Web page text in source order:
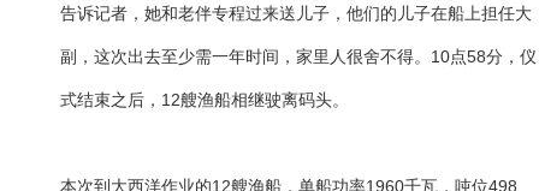
告诉记者，她和老伴专程过来送儿子，他们的儿子在船上担任大
副，这次出去至少需一年时间，家里人很舍不得。10点58分，仪
式结束之后，12艘渔船相继驶离码头。
本次到大西洋作业的12艘渔船，单船功率1960千瓦，吨位498